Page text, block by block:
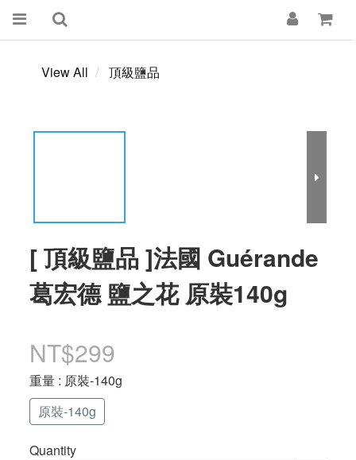
View All 頂級鹽品
[ 頂級鹽品 ]法國 Guérande
葛宏德 鹽之花 原裝140g
NT$299
重量 : 原裝-140g
原裝-140g
Quantity